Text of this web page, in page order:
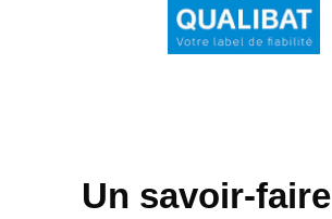
Un savoir-faire